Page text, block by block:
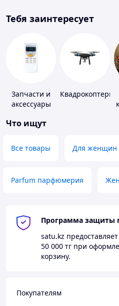
Тебя заинтересует
Запчасти и
аксессуары
кондиционеров
Квадрокоптеры
Что ищут
Все товары Для женщин
Parfum парфюмерия
Программа защиты
satu.kz
50 000 тг при
корзину.
Покупателям